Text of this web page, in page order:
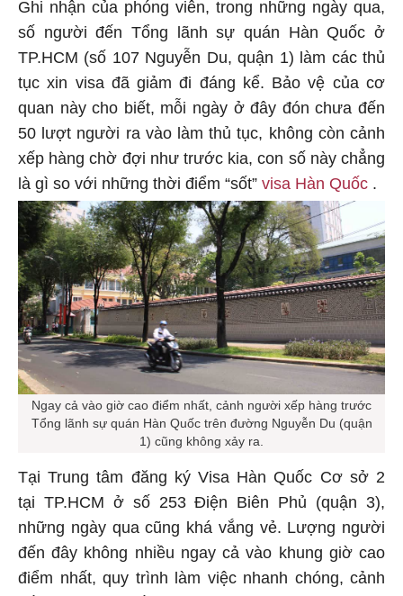
Ghi nhận của phóng viên, trong những ngày qua,
số người đến Tổng lãnh sự quán Hàn Quốc ở
TP.HCM (số 107 Nguyễn Du, quận 1) làm các thủ
tục xin visa đã giảm đi đáng kể. Bảo vệ của cơ
quan này cho biết, mỗi ngày ở đây đón chưa đến
50 lượt người ra vào làm thủ tục, không còn cảnh
xếp hàng chờ đợi như trước kia, con số này chẳng
là gì so với những thời điểm “sốt” visa Hàn Quốc .
Ngay cả vào giờ cao điểm nhất, cảnh người xếp hàng trước
Tổng lãnh sự quán Hàn Quốc trên đường Nguyễn Du (quận
1) cũng không xảy ra.
Tại Trung tâm đăng ký Visa Hàn Quốc Cơ sở 2
tại TP.HCM ở số 253 Điện Biên Phủ (quận 3),
những ngày qua cũng khá vắng vẻ. Lượng người
đến đây không nhiều ngay cả vào khung giờ cao
điểm nhất, quy trình làm việc nhanh chóng, cảnh